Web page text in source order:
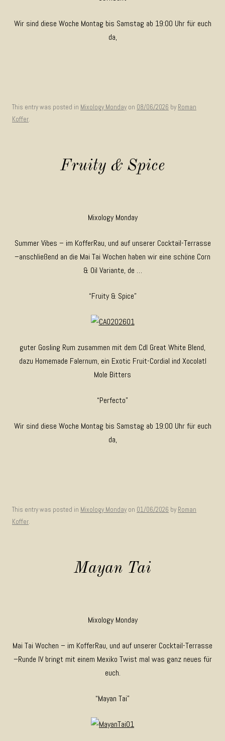
Wir sind diese Woche Montag bis Samstag ab 19:00 Uhr für euch
da,
This entry was posted in Mixology Monday on 08/06/2026 by Roman
Koffer.
Fruity & Spice
Mixology Monday
Summer Vibes – im KofferRau, und auf unserer Cocktail-Terrasse
–anschließend an die Mai Tai Wochen haben wir eine schöne Corn
& Oil Variante, de …
“Fruity & Spice”
guter Gosling Rum zusammen mit dem CdI Great White Blend,
dazu Homemade Falernum, ein Exotic Fruit-Cordial ind Xocolatl
Mole Bitters
“Perfecto”
Wir sind diese Woche Montag bis Samstag ab 19:00 Uhr für euch
da,
This entry was posted in Mixology Monday on 01/06/2026 by Roman
Koffer.
Mayan Tai
Mixology Monday
Mai Tai Wochen – im KofferRau, und auf unserer Cocktail-Terrasse
–Runde IV bringt mit einem Mexiko Twist mal was ganz neues für
euch.
“Mayan Tai”